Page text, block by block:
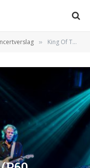
» King Of The World (P60 Amstelveen, 17-05-2013)